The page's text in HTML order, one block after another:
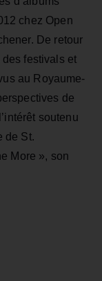
chez Open
De retour
festivals et
au Royaume-
de
soutenu
de St.
More », son